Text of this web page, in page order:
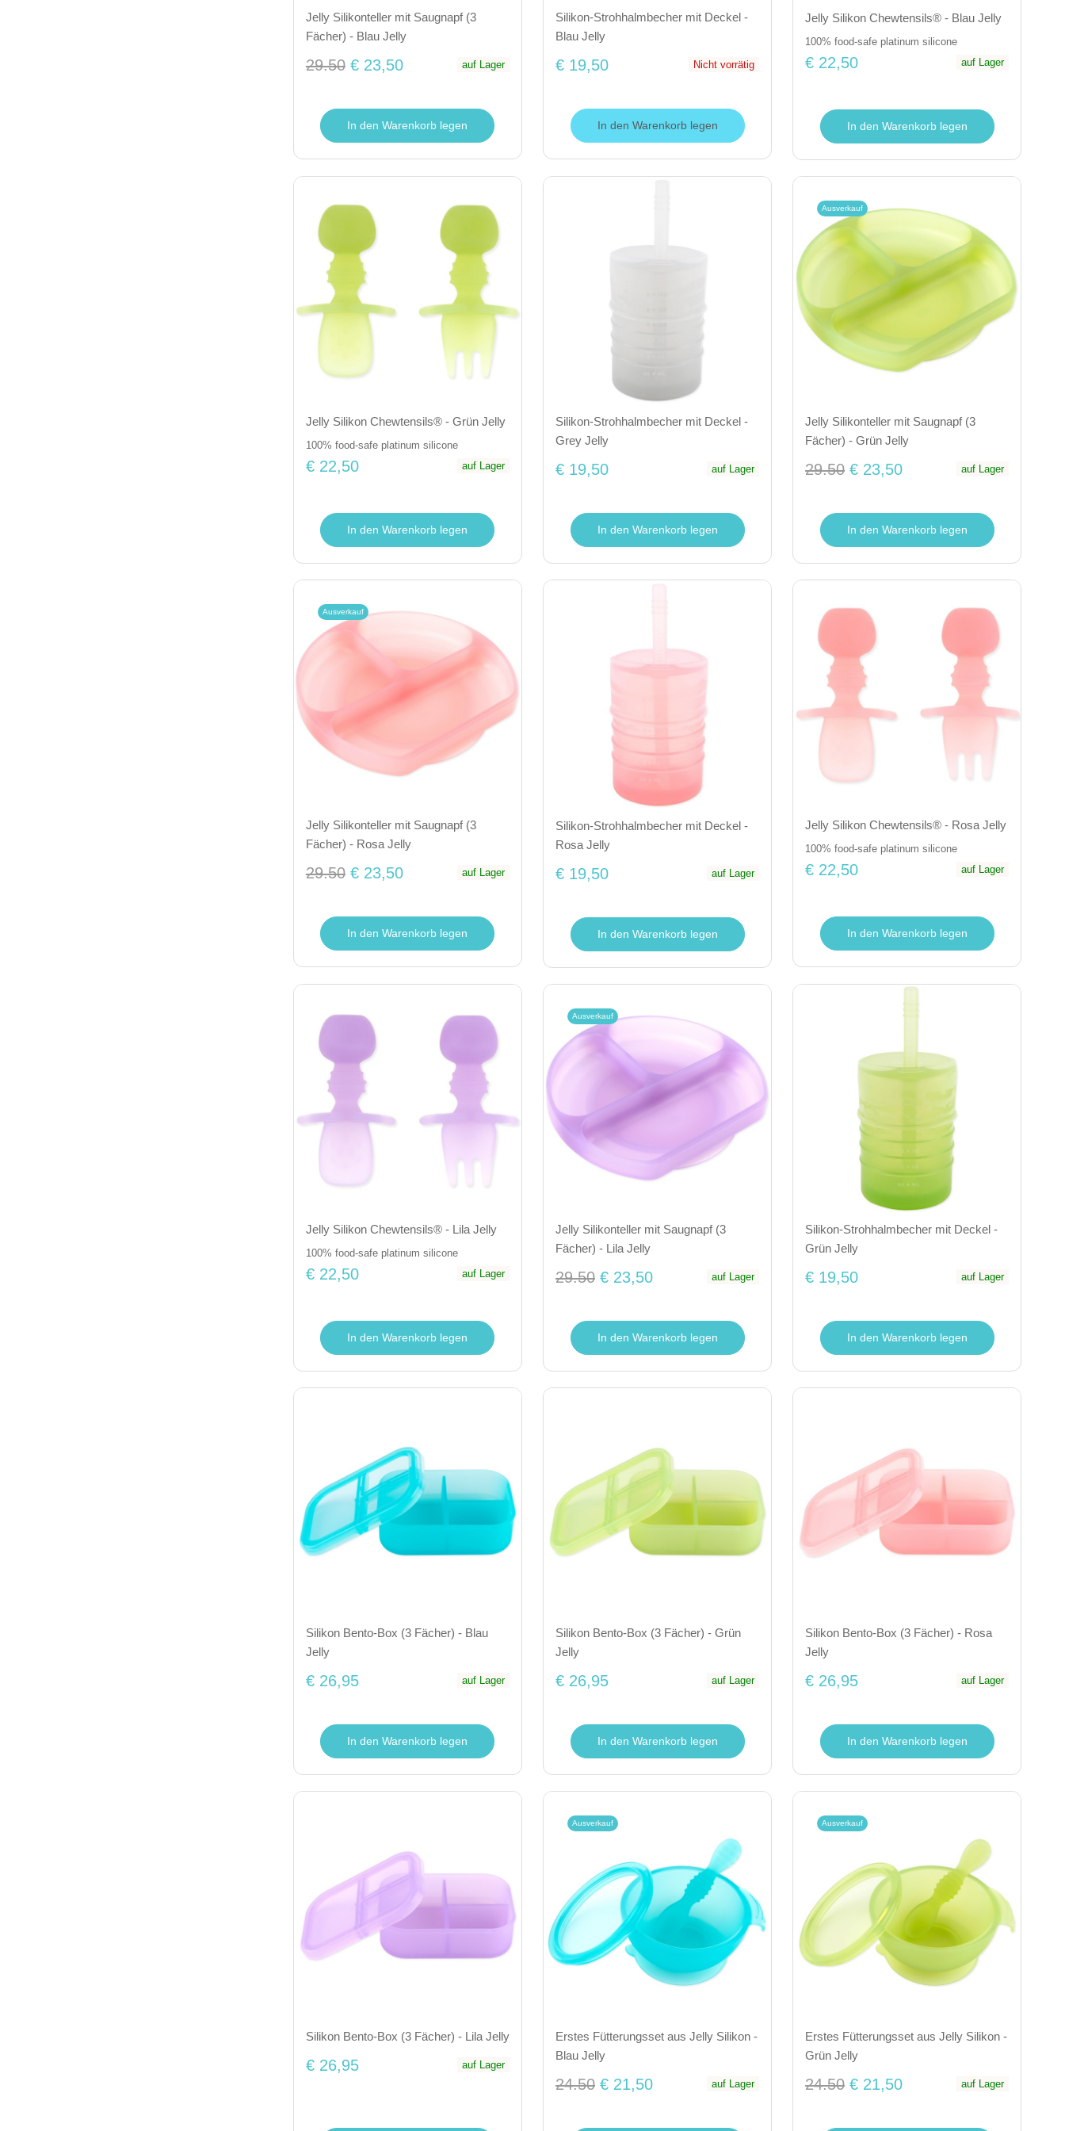
Jelly Silikonteller mit Saugnapf (3
Fächer) - Blau Jelly
29.50 € 23,50 auf Lager
In den Warenkorb legen
Silikon-Strohhalmbecher mit Deckel -
Blau Jelly
€ 19,50 Nicht vorrätig
In den Warenkorb legen
Jelly Silikon Chewtensils® - Blau Jelly
100% food-safe platinum silicone
€ 22,50 auf Lager
In den Warenkorb legen
Jelly Silikon Chewtensils® - Grün Jelly
100% food-safe platinum silicone
€ 22,50 auf Lager
In den Warenkorb legen
Silikon-Strohhalmbecher mit Deckel -
Grey Jelly
€ 19,50 auf Lager
In den Warenkorb legen
Ausverkauf
Jelly Silikonteller mit Saugnapf (3
Fächer) - Grün Jelly
29.50 € 23,50 auf Lager
In den Warenkorb legen
Ausverkauf
Jelly Silikonteller mit Saugnapf (3
Fächer) - Rosa Jelly
29.50 € 23,50 auf Lager
In den Warenkorb legen
Silikon-Strohhalmbecher mit Deckel -
Rosa Jelly
€ 19,50 auf Lager
In den Warenkorb legen
Jelly Silikon Chewtensils® - Rosa Jelly
100% food-safe platinum silicone
€ 22,50 auf Lager
In den Warenkorb legen
Jelly Silikon Chewtensils® - Lila Jelly
100% food-safe platinum silicone
€ 22,50 auf Lager
In den Warenkorb legen
Ausverkauf
Jelly Silikonteller mit Saugnapf (3
Fächer) - Lila Jelly
29.50 € 23,50 auf Lager
In den Warenkorb legen
Silikon-Strohhalmbecher mit Deckel -
Grün Jelly
€ 19,50 auf Lager
In den Warenkorb legen
Silikon Bento-Box (3 Fächer) - Blau
Jelly
€ 26,95 auf Lager
In den Warenkorb legen
Silikon Bento-Box (3 Fächer) - Grün
Jelly
€ 26,95 auf Lager
In den Warenkorb legen
Silikon Bento-Box (3 Fächer) - Rosa
Jelly
€ 26,95 auf Lager
In den Warenkorb legen
Silikon Bento-Box (3 Fächer) - Lila Jelly
€ 26,95 auf Lager
Ausverkauf
Erstes Fütterungsset aus Jelly Silikon -
Blau Jelly
24.50 € 21,50 auf Lager
Ausverkauf
Erstes Fütterungsset aus Jelly Silikon -
Grün Jelly
24.50 € 21,50 auf Lager